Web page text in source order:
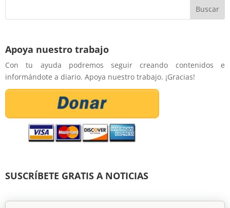
Apoya nuestro trabajo
Con tu ayuda podremos seguir creando contenidos e
informándote a diario. Apoya nuestro trabajo. ¡Gracias!
SUSCRÍBETE GRATIS A NOTICIAS